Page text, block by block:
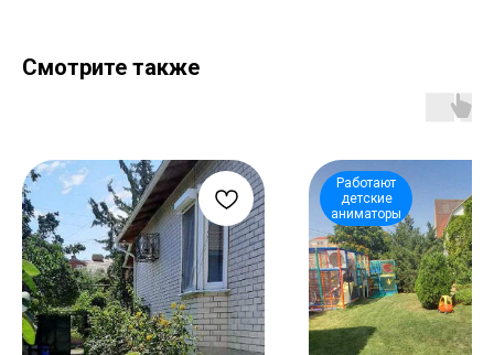
Смотрите также
Работают
детские
аниматоры